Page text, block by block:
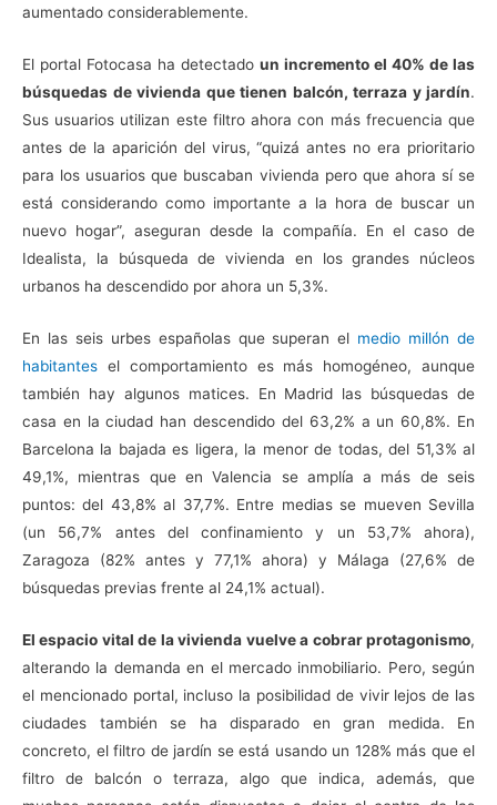
aumentado considerablemente.
El portal Fotocasa ha detectado un incremento el 40% de las
búsquedas de vivienda que tienen balcón, terraza y jardín.
Sus usuarios utilizan este filtro ahora con más frecuencia que
antes de la aparición del virus, “quizá antes no era prioritario
para los usuarios que buscaban vivienda pero que ahora sí se
está considerando como importante a la hora de buscar un
nuevo hogar”, aseguran desde la compañía. En el caso de
Idealista, la búsqueda de vivienda en los grandes núcleos
urbanos ha descendido por ahora un 5,3%.
En las seis urbes españolas que superan el medio millón de
habitantes el comportamiento es más homogéneo, aunque
también hay algunos matices. En Madrid las búsquedas de
casa en la ciudad han descendido del 63,2% a un 60,8%. En
Barcelona la bajada es ligera, la menor de todas, del 51,3% al
49,1%, mientras que en Valencia se amplía a más de seis
puntos: del 43,8% al 37,7%. Entre medias se mueven Sevilla
(un 56,7% antes del confinamiento y un 53,7% ahora),
Zaragoza (82% antes y 77,1% ahora) y Málaga (27,6% de
búsquedas previas frente al 24,1% actual).
El espacio vital de la vivienda vuelve a cobrar protagonismo,
alterando la demanda en el mercado inmobiliario. Pero, según
el mencionado portal, incluso la posibilidad de vivir lejos de las
ciudades también se ha disparado en gran medida. En
concreto, el filtro de jardín se está usando un 128% más que el
filtro de balcón o terraza, algo que indica, además, que